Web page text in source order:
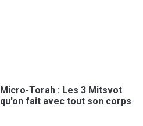
Micro-Torah : Les 3 Mitsvot
qu'on fait avec tout son corps